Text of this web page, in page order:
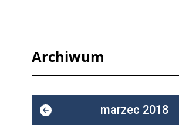
Archiwum
marzec 2018